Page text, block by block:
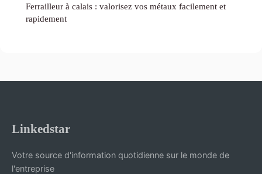
Ferrailleur à calais : valorisez vos métaux facilement et
rapidement
Linkedstar
Votre source d'information quotidienne sur le monde de
l'entreprise